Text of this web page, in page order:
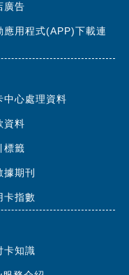
廣告
應用程式(APP)下載連
中心處理資料
資料
標籤
據期刊
卡指數
卡知識